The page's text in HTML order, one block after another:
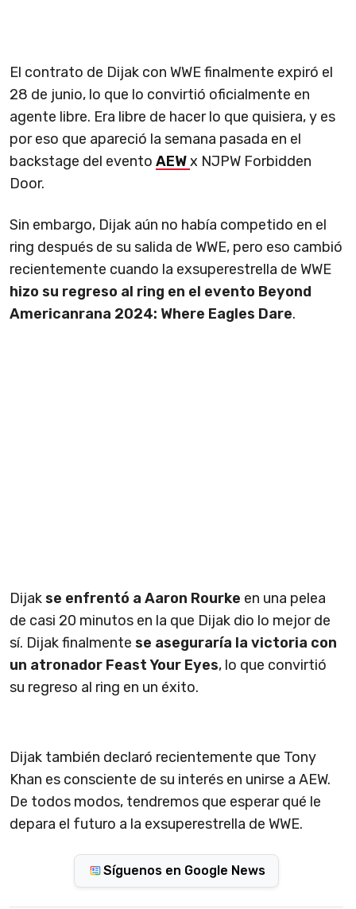
El contrato de Dijak con WWE finalmente expiró el
28 de junio, lo que lo convirtió oficialmente en
agente libre. Era libre de hacer lo que quisiera, y es
por eso que apareció la semana pasada en el
backstage del evento AEWx NJPW Forbidden
Door.
Sin embargo, Dijak aún no había competido en el
ring después de su salida de WWE, pero eso cambió
recientemente cuando la exsuperestrella de WWE
hizo su regreso al ring en el evento Beyond
Americanrana 2024: Where Eagles Dare.
Dijakse enfrentó a Aaron Rourke en una pelea
de casi 20 minutos en la que Dijak dio lo mejor de
sí. Dijak finalmente se aseguraría la victoria con
un atronador Feast Your Eyes, lo que convirtió
su regreso al ring en un éxito.
Dijak también declaró recientemente que Tony
Khan es consciente de su interés en unirse a AEW.
De todos modos, tendremos que esperar qué le
depara el futuro a la exsuperestrella de WWE.
Síguenos en Google News